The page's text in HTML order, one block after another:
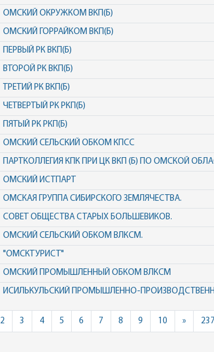
ОМСКИЙ ОКРУЖКОМ ВКП(Б)
ОМСКИЙ ГОРРАЙКОМ ВКП(Б)
ПЕРВЫЙ РК ВКП(Б)
ВТОРОЙ РК ВКП(Б)
ТРЕТИЙ РК ВКП(Б)
ЧЕТВЕРТЫЙ РК РКП(Б)
ПЯТЫЙ РК РКП(Б)
ОМСКИЙ СЕЛЬСКИЙ ОБКОМ КПСС
ПАРТКОЛЛЕГИЯ КПК ПРИ ЦК ВКП (Б) ПО ОМСКОЙ
ОМСКИЙ ИСТПАРТ
ОМСКАЯ ГРУППА СИБИРСКОГО ЗЕМЛЯЧЕСТВА.
СОВЕТ ОБЩЕСТВА СТАРЫХ БОЛЬШЕВИКОВ.
ОМСКИЙ СЕЛЬСКИЙ ОБКОМ ВЛКСМ.
"ОМСКТУРИСТ"
ОМСКИЙ ПРОМЫШЛЕННЫЙ ОБКОМ ВЛКСМ
ИСИЛЬКУЛЬСКИЙ ПРОМЫШЛЕННО-
2 3 4 5 6 7 8 9 10 »Next237